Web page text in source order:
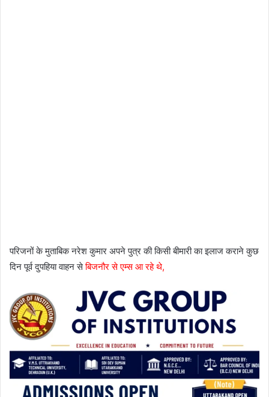
परिजनों के मुताबिक नरेश कुमार अपने पुत्र की किसी बीमारी का इलाज कराने कुछ
दिन पूर्व दुपहिया वाहन सेबिजनौर से एम्स आ रहे थे,